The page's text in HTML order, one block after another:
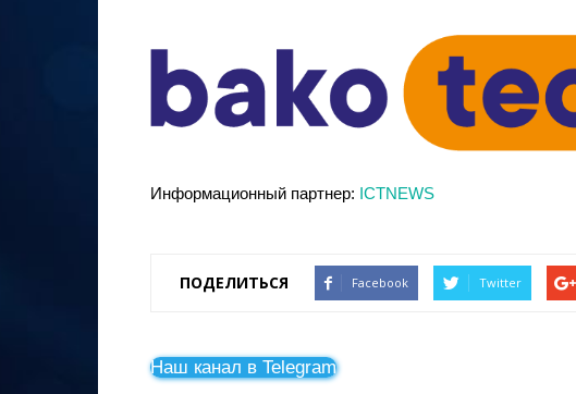
Информационный партнер: ICTNEWS
ПОДЕЛИТЬСЯ Facebook Twitter
Наш канал в Telegram